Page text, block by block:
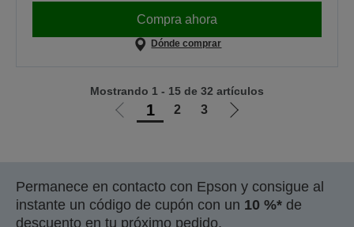
Compra ahora
Dónde comprar
Ir
anterior
1 2 3
Ir
siguiente
Mostrando 1 - 15 de 32 artículos
Permanece en contacto con Epson y consigue al
instante un código de cupón con un 10 %* de
descuento en tu próximo pedido.